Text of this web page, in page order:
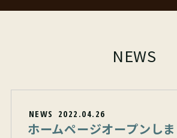
NEWS
NEWS 2022.04.26
ホームページオープンしま